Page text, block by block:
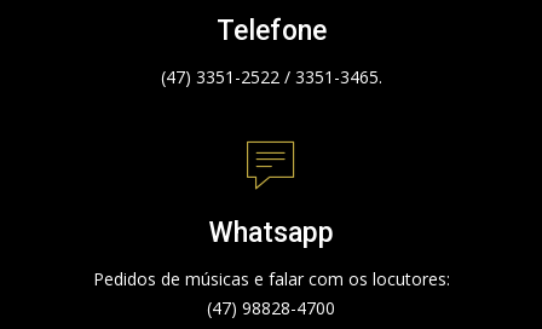
Telefone
(47) 3351-2522 / 3351-3465.
Whatsapp
Pedidos de músicas e falar com os locutores:
(47) 98828-4700